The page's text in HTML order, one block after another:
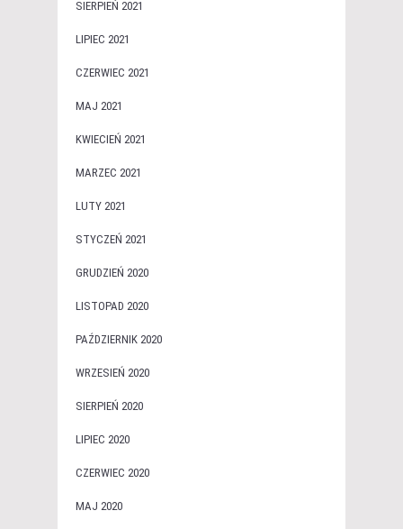
SIERPIEŃ 2021
LIPIEC 2021
CZERWIEC 2021
MAJ 2021
KWIECIEŃ 2021
MARZEC 2021
LUTY 2021
STYCZEŃ 2021
GRUDZIEŃ 2020
LISTOPAD 2020
PAŹDZIERNIK 2020
WRZESIEŃ 2020
SIERPIEŃ 2020
LIPIEC 2020
CZERWIEC 2020
MAJ 2020